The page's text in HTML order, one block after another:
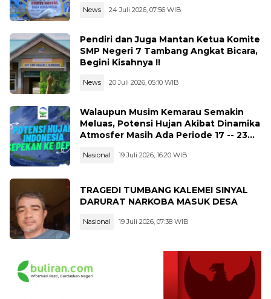
News 24 Juli 2026, 07:56 WIB
Pendiri dan Juga Mantan Ketua Komite
SMP Negeri 7 Tambang Angkat Bicara,
Begini Kisahnya !!
News 20 Juli 2026, 05:10 WIB
Walaupun Musim Kemarau Semakin
Meluas, Potensi Hujan Akibat Dinamika
Atmosfer Masih Ada Periode 17 -- 23
Nasional 19 Juli 2026, 16:20 WIB
TRAGEDI TUMBANG KALEMEI SINYAL
DARURAT NARKOBA MASUK DESA
Nasional 19 Juli 2026, 07:38 WIB